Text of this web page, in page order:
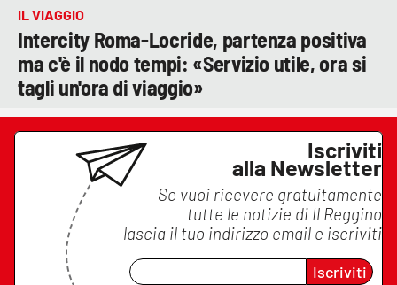
IL VIAGGIO
Intercity Roma-Locride, partenza positiva
ma c'è il nodo tempi: «Servizio utile, ora si
tagli un'ora di viaggio»
Iscriviti
alla Newsletter
Se vuoi ricevere gratuitamente
tutte le notizie di Il Reggino
lascia il tuo indirizzo email e iscriviti
Iscriviti